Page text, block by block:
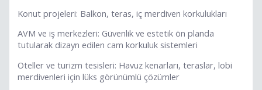
Konut projeleri: Balkon, teras, iç merdiven korkulukları
AVM ve iş merkezleri: Güvenlik ve estetik ön planda
tutularak dizayn edilen cam korkuluk sistemleri
Oteller ve turizm tesisleri: Havuz kenarları, teraslar, lobi
merdivenleri için lüks görünümlü çözümler